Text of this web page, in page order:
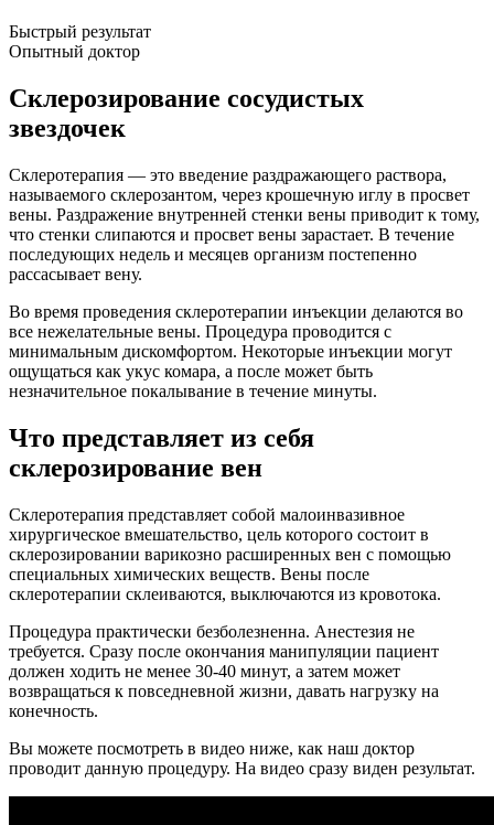
Быстрый результат
Опытный доктор
Склерозирование сосудистых
звездочек
Склеротерапия — это введение раздражающего раствора,
называемого склерозантом, через крошечную иглу в просвет
вены. Раздражение внутренней стенки вены приводит к тому,
что стенки слипаются и просвет вены зарастает. В течение
последующих недель и месяцев организм постепенно
рассасывает вену.
Во время проведения склеротерапии инъекции делаются во
все нежелательные вены. Процедура проводится с
минимальным дискомфортом. Некоторые инъекции могут
ощущаться как укус комара, а после может быть
незначительное покалывание в течение минуты.
Что представляет из себя
склерозирование вен
Склеротерапия представляет собой малоинвазивное
хирургическое вмешательство, цель которого состоит в
склерозировании варикозно расширенных вен с помощью
специальных химических веществ. Вены после
склеротерапии склеиваются, выключаются из кровотока.
Процедура практически безболезненна. Анестезия не
требуется. Сразу после окончания манипуляции пациент
должен ходить не менее 30-40 минут, а затем может
возвращаться к повседневной жизни, давать нагрузку на
конечность.
Вы можете посмотреть в видео ниже, как наш доктор
проводит данную процедуру. На видео сразу виден результат.